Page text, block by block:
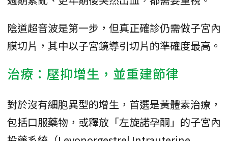
陰道超音波是第一步，但真正確診仍需做子宮內
膜切片，其中以子宮鏡導引切片的準確度最高。
治療：壓抑增生，並重建節律
對於沒有細胞異型的增生，首選是黃體素治療，
包括口服藥物，或釋放「左旋諾孕酮」的子宮內